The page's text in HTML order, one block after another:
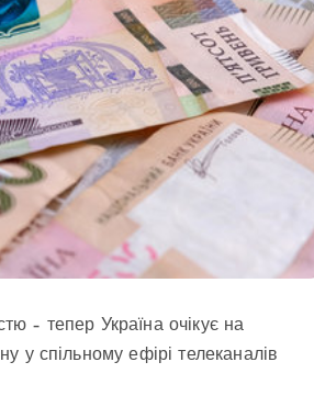
– тепер Україна очікує на
у спільному ефірі телеканалів